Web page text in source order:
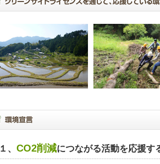
１、 CO2削減につながる活動を応援す